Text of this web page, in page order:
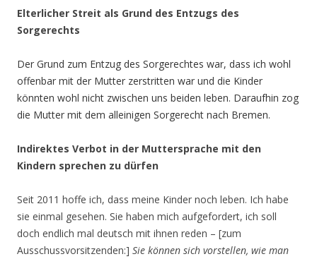
Elterlicher Streit als Grund des Entzugs des
Sorgerechts
Der Grund zum Entzug des Sorgerechtes war, dass ich wohl
offenbar mit der Mutter zerstritten war und die Kinder
könnten wohl nicht zwischen uns beiden leben. Daraufhin zog
die Mutter mit dem alleinigen Sorgerecht nach Bremen.
Indirektes Verbot in der Muttersprache mit den
Kindern sprechen zu dürfen
Seit 2011 hoffe ich, dass meine Kinder noch leben. Ich habe
sie einmal gesehen. Sie haben mich aufgefordert, ich soll
doch endlich mal deutsch mit ihnen reden – [zum
Ausschussvorsitzenden:] Sie können sich vorstellen, wie man